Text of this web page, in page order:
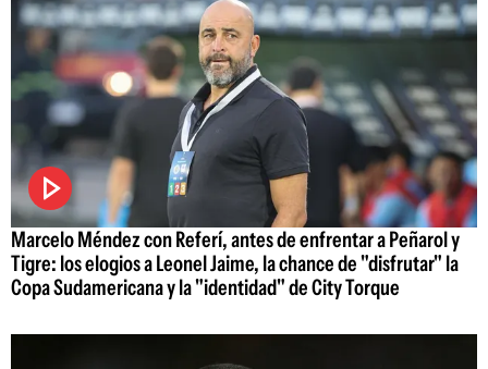
Marcelo Méndez con Referí, antes de enfrentar a Peñarol y
Tigre: los elogios a Leonel Jaime, la chance de "disfrutar" la
Copa Sudamericana y la "identidad" de City Torque